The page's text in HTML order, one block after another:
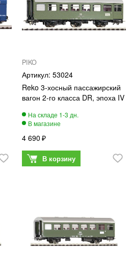
PIKO
53024
Reko 3-хосный пассажирский
вагон 2-го класса DR, эпоха IV
4 690